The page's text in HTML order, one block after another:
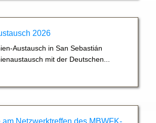
2026
Austausch in San Sebastián
mit der Deutschen...
am Netzwerktreffen des MBWFK-